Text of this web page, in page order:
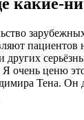
пациентов
других
Я очень ценю
Тена. Он